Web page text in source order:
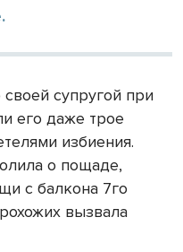
супругой при
его даже трое
избиения.
о пощаде,
с балкона 7го
вызвала